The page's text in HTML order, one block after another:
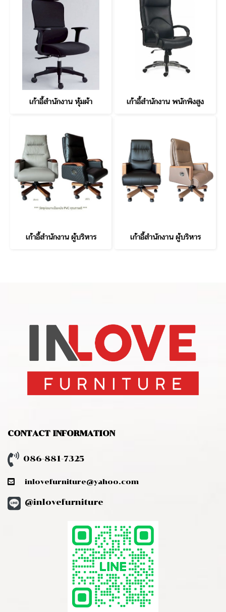
เก้าอี้สำนักงาน หุ้มผ้า เก้าอี้สำนักงาน พนักพิงสูง
เก้าอี้สำนักงาน ผู้บริหาร เก้าอี้สำนักงาน ผู้บริหาร
CONTACT INFORMATION
086-881-7325
inlovefurniture@yahoo.com
@inlovefurniture